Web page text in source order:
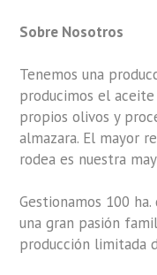
Sobre Nosotros
Tenemos una
producimos el
propios olivos y
almazara. El mayor
rodea es nuestra
Gestionamos 100
una gran pasión
producción limitada